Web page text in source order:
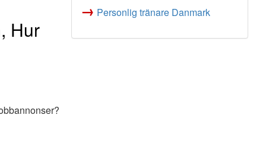
Hur
→ Personlig tränare Danmark